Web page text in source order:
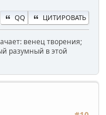
QQ ЦИТИРОВАТЬ
венец творения;
разумный в этой